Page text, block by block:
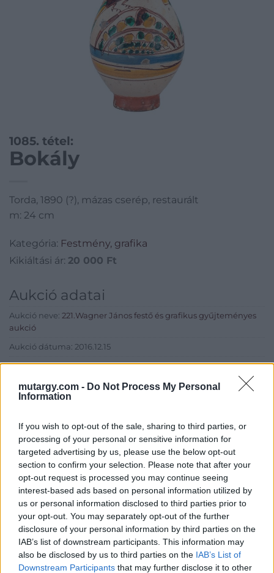
mutargy.com - Do Not Process My Personal
Information
If you wish to opt-out of the sale, sharing to third parties, or
processing of your personal or sensitive information for
targeted advertising by us, please use the below opt-out
section to confirm your selection. Please note that after your
opt-out request is processed you may continue seeing
interest-based ads based on personal information utilized by
us or personal information disclosed to third parties prior to
your opt-out. You may separately opt-out of the further
disclosure of your personal information by third parties on the
IAB’s list of downstream participants. This information may
also be disclosed by us to third parties on the IAB’s List of
Downstream Participants that may further disclose it to other
1085. tétel:
Bokály
Torda, 1890 (?), mázas cserép, restaurált
m: 24 cm
Kategória: Festmény, grafika
Kikiáltási ár: 20 000 Ft
Aukció adatai
Aukció neve: 221.Wagner János festő és grafikus gyűjteményes
aukció
Aukció dátuma: 2016.12.15
Aukció ideje: 17:00
Aukció helye: Budapest, Balaton utca 8.
Eladó adatai
Eladó:Nagyházi Galéria és
Aukciósház
Cím: Müller Márta
Nagyházi Galéria és Aukciósház
Kft.
1055 Budapest, Balaton utca 8.
Telefon: +361 475 6000 +361
4756005